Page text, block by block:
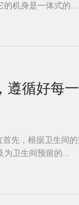
机身是一体式的...
遵循好每
先，根据卫生间
卫生间预留的...